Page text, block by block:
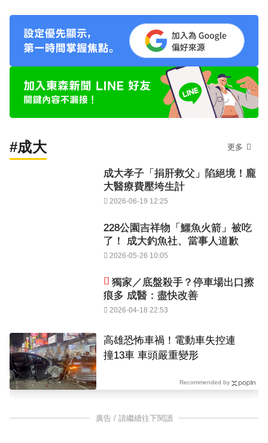
#成大 更多
成大孝子「捐肝救父」陷絕境！龐
大醫療費壓垮生計
2026-06-19 12:25
228公園吉祥物「鱷魚火箭」被吃
了！ 成大釣魚社、當事人道歉
2026-05-26 10:05
獨家／底盤殺手？停車場出口擦
痕多 成醫：盡快改善
2026-04-18 22:53
高雄恐怖車禍！電動車失控連
撞13車 車頭嚴重變形
Recommended by
廣告 / 請繼續往下閱讀